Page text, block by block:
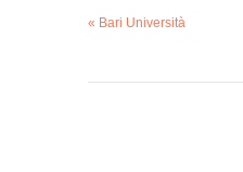
« Bari Università